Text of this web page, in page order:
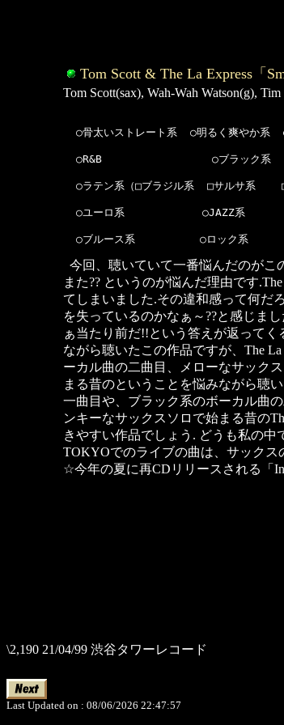
Tom Scott & The La Express「
Tom Scott(sax), Wah-Wah Watson(g),
○骨太いストレート系  ○明るく爽やか系
○R&B                 ○ブラッ
○ラテン系（□ブラジル系  □サル
○ユーロ系            ○JAZZ系
○ブルース系          ○ロック系
今回、聴いていて一番悩んだのがこ
また?? というのが悩んだ理由です
てしまいました.その違和感って何だ
を失っているのかなぁ～??と感じま
ぁ当たり前だ!!という答えが返ってく
ながら聴いたこの作品ですが、The
ーカル曲の二曲目、メローなサック
まる昔のということを悩みながら聴
一曲目や、ブラック系のボーカル曲
ンキーなサックスソロで始まる昔の
きやすい作品でしょう. どうも私の中
TOKYOでのライブの曲は、サック
☆今年の夏に再CDリリースされる「
\2,190 21/04/99 渋谷タワーレコード
Last Updated on : 08/06/2026 22:47:57